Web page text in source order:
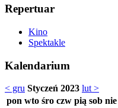
Repertuar
Kino
Spektakle
Kalendarium
< gru Styczeń 2023 lut >
pon wto śro czw pią sob nie